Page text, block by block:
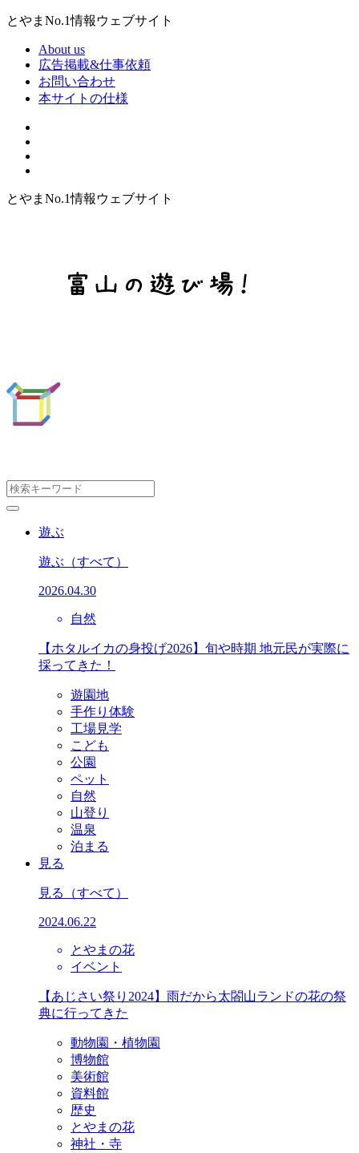
とやまNo.1情報ウェブサイト
About us
広告掲載&仕事依頼
お問い合わせ
本サイトの仕様
とやまNo.1情報ウェブサイト
遊ぶ
遊ぶ （すべて）
2026.04.30
自然
【ホタルイカの身投げ2026】旬や時期 地元民が実際に
採ってきた！
遊園地
手作り体験
工場見学
こども
公園
ペット
自然
山登り
温泉
泊まる
見る
見る （すべて）
2024.06.22
とやまの花
イベント
【あじさい祭り2024】雨だから太閤山ランドの花の祭
典に行ってきた
動物園・植物園
博物館
美術館
資料館
歴史
とやまの花
神社・寺